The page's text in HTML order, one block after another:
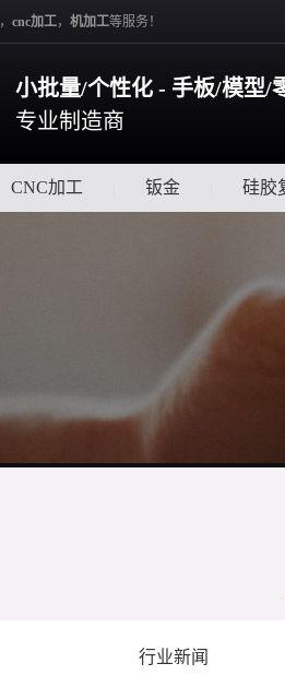
， cnc加工， 机加工等服务！
小批量/个性化 - 手板/模型/
专业制造商
CNC加工 钣金 硅胶
行业新闻